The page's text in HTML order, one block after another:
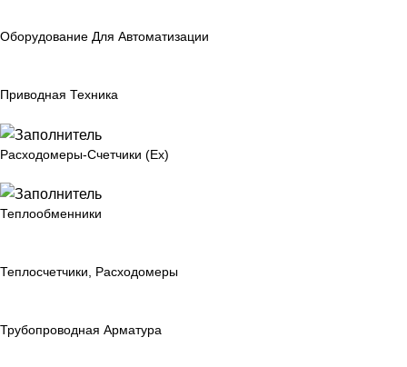
Оборудование Для Автоматизации
Приводная Техника
Расходомеры-Счетчики (Ex)
Теплообменники
Теплосчетчики, Расходомеры
Трубопроводная Арматура